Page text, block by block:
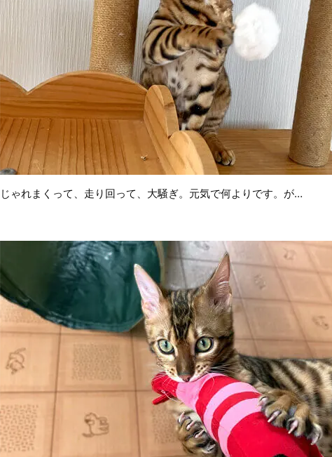
じゃれまくって、走り回って、大騒ぎ。元気で何よりです。が…